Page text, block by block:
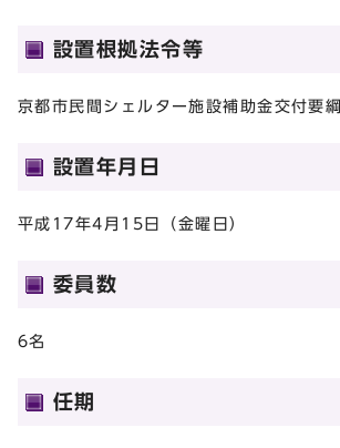
設置根拠法令等
京都市民間シェルター施設補助金交付要綱
設置年月日
平成17年4月15日（金曜日）
委員数
6名
任期